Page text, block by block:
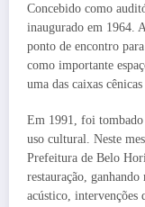
Concebido como
inaugurado em 1964.
ponto de encontro
como importante
uma das caixas
Em 1991, foi
uso cultural. Neste
Prefeitura de Belo
restauração,
acústico,